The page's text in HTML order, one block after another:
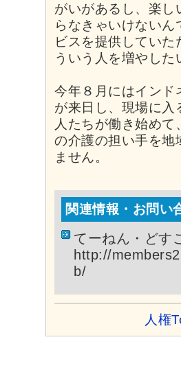
がいがあるし、楽し
らなきゃいけない
ビスを提供してい
ういう人を増やし
今年８月にはインド
が来日し、現場に入
人たちが働き始め
の介護の担い手を地
ません。
関連情報・お問い
てーねん・どす
http://
b/
人権